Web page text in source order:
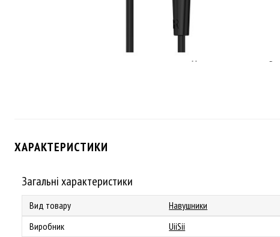
ХАРАКТЕРИСТИКИ
Загальні характеристики
Вид товару
Навушники
Виробник
UiiSii